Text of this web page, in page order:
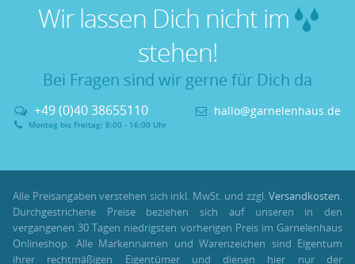
Wir lassen Dich nicht im
stehen!
Bei Fragen sind wir gerne für Dich da
+49 (0)40 38655110
Montag bis Freitag: 8:00 - 16:00 Uhr
hallo@garnelenhaus.de
Alle Preisangaben verstehen sich inkl. MwSt. und zzgl.Versandkosten.
Durchgestrichene Preise beziehen sich auf unseren in den
vergangenen 30 Tagen niedrigsten vorherigen Preis im Garnelenhaus
Onlineshop. Alle Markennamen und Warenzeichen sind Eigentum
ihrer rechtmäßigen Eigentümer und dienen hier nur der